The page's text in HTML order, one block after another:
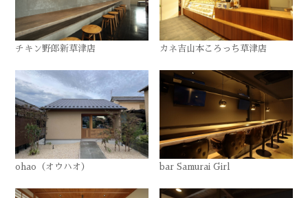
チキン野郎新草津店 カネ吉山本ころっち草津店
ohao（オウハオ） bar Samurai Girl